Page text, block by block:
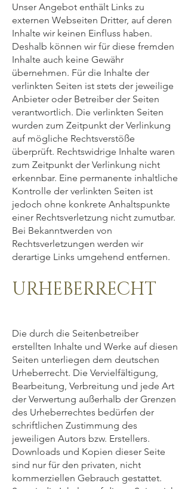
Unser Angebot enthält Links zu
externen Webseiten Dritter, auf deren
Inhalte wir keinen Einfluss haben.
Deshalb können wir für diese fremden
Inhalte auch keine Gewähr
übernehmen. Für die Inhalte der
verlinkten Seiten ist stets der jeweilige
Anbieter oder Betreiber der Seiten
verantwortlich. Die verlinkten Seiten
wurden zum Zeitpunkt der Verlinkung
auf mögliche Rechtsverstöße
überprüft. Rechtswidrige Inhalte waren
zum Zeitpunkt der Verlinkung nicht
erkennbar. Eine permanente inhaltliche
Kontrolle der verlinkten Seiten ist
jedoch ohne konkrete Anhaltspunkte
einer Rechtsverletzung nicht zumutbar.
Bei Bekanntwerden von
Rechtsverletzungen werden wir
derartige Links umgehend entfernen.
URHEBERRECHT
Die durch die Seitenbetreiber
erstellten Inhalte und Werke auf diesen
Seiten unterliegen dem deutschen
Urheberrecht. Die Vervielfältigung,
Bearbeitung, Verbreitung und jede Art
der Verwertung außerhalb der Grenzen
des Urheberrechtes bedürfen der
schriftlichen Zustimmung des
jeweiligen Autors bzw. Erstellers.
Downloads und Kopien dieser Seite
sind nur für den privaten, nicht
kommerziellen Gebrauch gestattet.